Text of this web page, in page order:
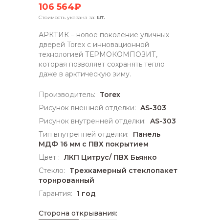
106 564₽
Стоимость указана за: шт.
АРКТИК – новое поколение уличных
дверей Torex с инновационной
технологией ТЕРМОКОМПОЗИТ,
которая позволяет сохранять тепло
даже в арктическую зиму.
Производитель:
Torex
Рисунок внешней отделки: AS-303
Рисунок внутренней отделки: AS-303
Тип внутренней отделки:
Панель
МДФ 16 мм с ПВХ покрытием
Цвет : ЛКП Цитрус/ ПВХ Бьянко
Стекло:
Трехкамерный стеклопакет
торнрованный
Гарантия:
1 год
Сторона открывания: